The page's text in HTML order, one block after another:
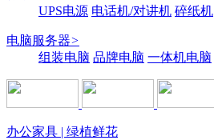
UPS电源 电话机/对讲机 碎纸机
电脑服务器>
组装电脑 品牌电脑 一体机电脑
办公家具 | 绿植鲜花